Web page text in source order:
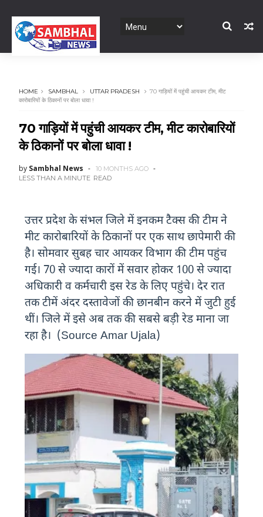
HOME SAMBHAL UTTAR PRADESH
70 गाड़ियों में पहुंची आयकर टीम, मीट
कारोबारियों के ठिकानों पर बोला धावा !
70 गाड़ियों में पहुंची आयकर टीम, मीट कारोबारियों
के ठिकानों पर बोला धावा !
by Sambhal News
10 MONTHS AGO
LESS THAN A MINUTE READ
उत्तर प्रदेश के संभल जिले में इनकम टैक्स की टीम ने
मीट कारोबारियों के ठिकानों पर एक साथ छापेमारी की
है। सोमवार सुबह चार आयकर विभाग की टीम पहुंच
गई। 70 से ज्यादा कारों में सवार होकर 100 से ज्यादा
अधिकारी व कर्मचारी इस रेड के लिए पहुंचे। देर रात
तक टीमें अंदर दस्तावेजों की छानबीन करने में जुटी हुई
थीं। जिले में इसे अब तक की सबसे बड़ी रेड माना जा
रहा है। (Source Amar Ujala)